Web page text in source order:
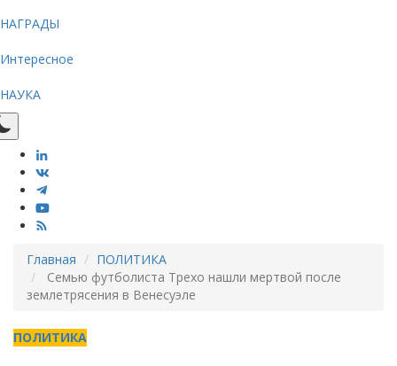
НАГРАДЫ
Интересное
НАУКА
Главная
ПОЛИТИКА
Семью футболиста Трехо нашли мертвой после
землетрясения в Венесуэле
ПОЛИТИКА